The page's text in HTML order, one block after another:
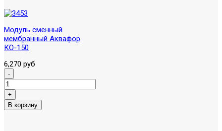
Модуль сменный
мембранный Аквафор
КО-150
6,270 руб